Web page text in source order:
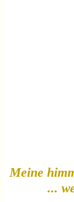
Meine
...